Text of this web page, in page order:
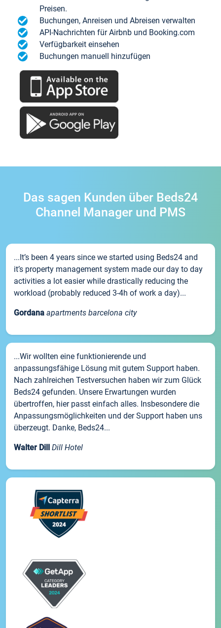
Preisen.
Buchungen, Anreisen und Abreisen verwalten
API-Nachrichten für Airbnb und Booking.com
Verfügbarkeit einsehen
Buchungen manuell hinzufügen
Das sagen Kunden über Beds24
Channel Manager und PMS
...It’s been 4 years since we started using Beds24 and
it’s property management system made our day to day
activities a lot easier while drastically reducing the
workload (probably reduced 3-4h of work a day)...
Gordana apartments barcelona city
...Wir wollten eine funktionierende und
anpassungsfähige Lösung mit gutem Support haben.
Nach zahlreichen Testversuchen haben wir zum Glück
Beds24 gefunden. Unsere Erwartungen wurden
übertroffen, hier passt einfach alles. Insbesondere die
Anpassungsmöglichkeiten und der Support haben uns
überzeugt. Danke, Beds24...
Walter Dill Dill Hotel